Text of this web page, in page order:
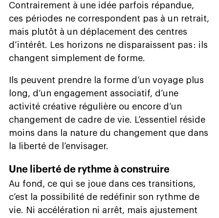
Contrairement à une idée parfois répandue,
ces périodes ne correspondent pas à un retrait,
mais plutôt à un déplacement des centres
d’intérêt. Les horizons ne disparaissent pas : ils
changent simplement de forme.
Ils peuvent prendre la forme d’un voyage plus
long, d’un engagement associatif, d’une
activité créative régulière ou encore d’un
changement de cadre de vie. L’essentiel réside
moins dans la nature du changement que dans
la liberté de l’envisager.
Une liberté de rythme à construire
Au fond, ce qui se joue dans ces transitions,
c’est la possibilité de redéfinir son rythme de
vie. Ni accélération ni arrêt, mais ajustement